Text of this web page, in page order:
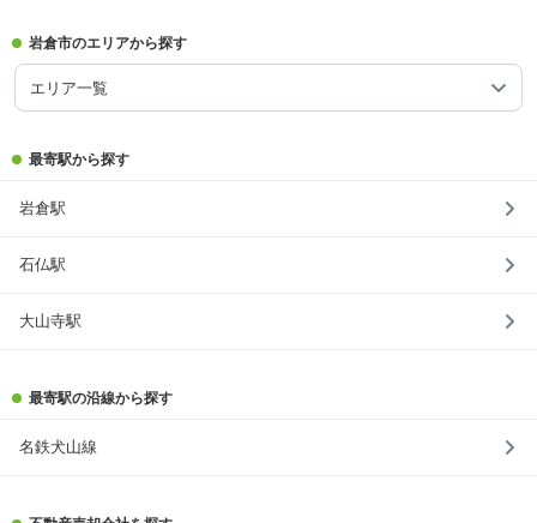
岩倉市のエリアから探す
エリア一覧
最寄駅から探す
岩倉駅
石仏駅
大山寺駅
最寄駅の沿線から探す
名鉄犬山線